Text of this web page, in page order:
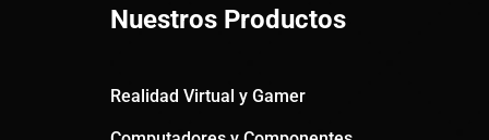
Nuestros Productos
Realidad Virtual y Gamer